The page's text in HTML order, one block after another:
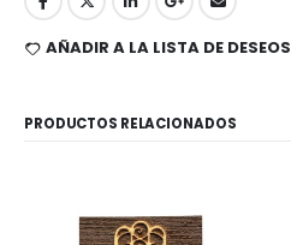
AÑADIR A LA LISTA DE DESEOS
PRODUCTOS RELACIONADOS